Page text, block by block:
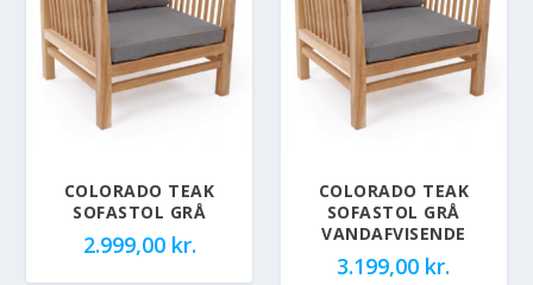
COLORADO TEAK
SOFASTOL GRÅ
2.999,00 kr.
COLORADO TEAK
SOFASTOL GRÅ
VANDAFVISENDE
3.199,00 kr.